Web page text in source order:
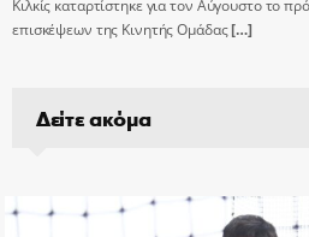
Κιλκίς καταρτίστηκε για τον Αύγουστο το
επισκέψεων της Κινητής Ομάδας[…]
Δείτε ακόμα